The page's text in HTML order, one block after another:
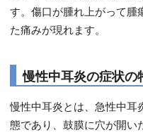
す。傷口が腫れ上がって腫
た痛みが現れます。
慢性中耳炎の症状の
慢性中耳炎とは、急性中耳
態であり、鼓膜に穴が開い